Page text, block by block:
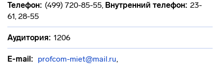
Телефон: (499) 720-85-55, Внутренний телефон: 23-
61, 28-55
Аудитория: 1206
E-mail: profcom-miet@mail.ru,